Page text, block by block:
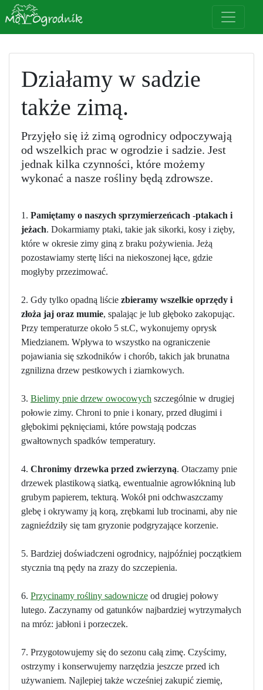
Działamy w sadzie
także zimą.
Przyjęło się iż zimą ogrodnicy odpoczywają
od wszelkich prac w ogrodzie i sadzie. Jest
jednak kilka czynności, które możemy
wykonać a nasze rośliny będą zdrowsze.
1. Pamiętamy o naszych sprzymierzeńcach -ptakach i
jeżach. Dokarmiamy ptaki, takie jak sikorki, kosy i zięby,
które w okresie zimy giną z braku pożywienia. Jeżą
pozostawiamy stertę liści na niekoszonej łące, gdzie
mogłyby przezimować.
2. Gdy tylko opadną liście zbieramy wszelkie oprzędy i
złoża jaj oraz mumie, spalając je lub głęboko zakopując.
Przy temperaturze około 5 st.C, wykonujemy oprysk
Miedzianem. Wpływa to wszystko na ograniczenie
pojawiania się szkodników i chorób, takich jak brunatna
zgnilizna drzew pestkowych i ziarnkowych.
3. Bielimy pnie drzew owocowych szczególnie w drugiej
połowie zimy. Chroni to pnie i konary, przed długimi i
głębokimi pęknięciami, które powstają podczas
gwałtownych spadków temperatury.
4. Chronimy drzewka przed zwierzyną. Otaczamy pnie
drzewek plastikową siatką, ewentualnie agrowłókniną lub
grubym papierem, tekturą. Wokół pni odchwaszczamy
glebę i okrywamy ją korą, zrębkami lub trocinami, aby nie
zagnieździły się tam gryzonie podgryzające korzenie.
5. Bardziej doświadczeni ogrodnicy, najpóźniej początkiem
stycznia tną pędy na zrazy do szczepienia.
6. Przycinamy rośliny sadownicze od drugiej połowy
lutego. Zaczynamy od gatunków najbardziej wytrzymałych
na mróz: jabłoni i porzeczek.
7. Przygotowujemy się do sezonu całą zimę. Czyścimy,
ostrzymy i konserwujemy narzędzia jeszcze przed ich
używaniem. Najlepiej także wcześniej zakupić ziemię,